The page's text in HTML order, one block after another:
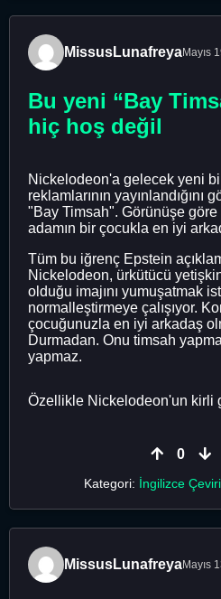
MissusLunafreyaMayıs
Bu yeni “Bay
hiç hoş değil
Nickelodeon'a gelecek yeni
reklamlarının yayınlandığını
"Bay Timsah". Görünüşe
adamın bir çocukla en iyi
Tüm bu iğrenç Epstein
Nickelodeon, ürkütücü
olduğu imajını yumuşatmak
normalleştirmeye çalışıyor.
çocuğunuzla en iyi arkadaş
Durmadan. Onu timsah
yapmaz.
Özellikle Nickelodeon'un kirli
0
Kategori: İngilizce
MissusLunafreyaMayıs